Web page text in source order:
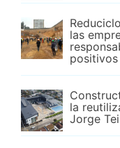
las
positivos
la
Jorge